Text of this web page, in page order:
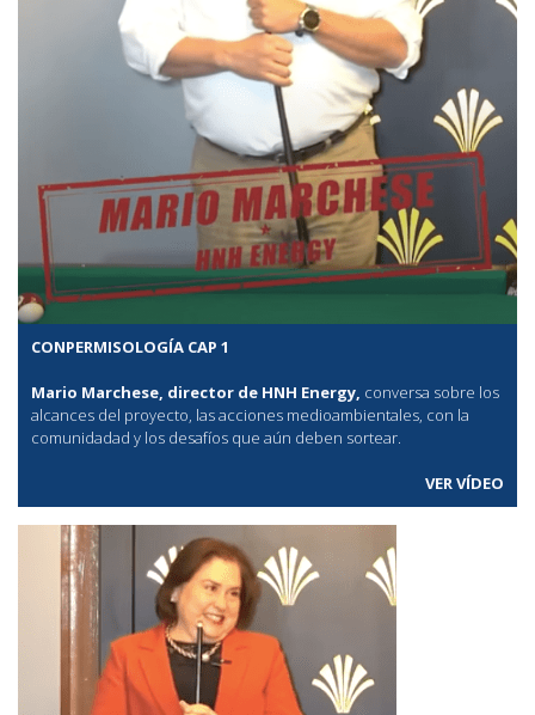
CONPERMISOLOGÍA CAP 1
Mario Marchese, director de HNH Energy, conversa sobre los
alcances del proyecto, las acciones medioambientales, con la
comunidadad y los desafíos que aún deben sortear.
VER VÍDEO